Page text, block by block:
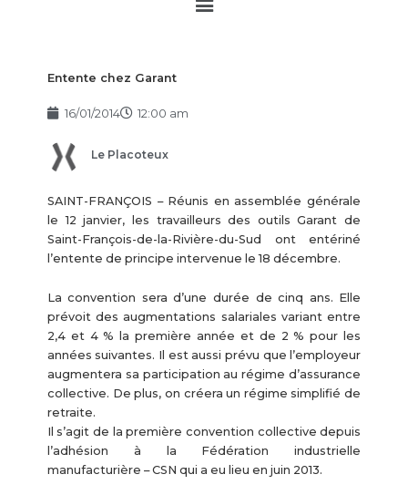
Entente chez Garant
16/01/2014 12:00 am
Le Placoteux
SAINT-FRANÇOIS – Réunis en assemblée générale
le 12 janvier, les travailleurs des outils Garant de
Saint-François-de-la-Rivière-du-Sud ont entériné
l’entente de principe intervenue le 18 décembre.
La convention sera d’une durée de cinq ans. Elle
prévoit des augmentations salariales variant entre
2,4 et 4 % la première année et de 2 % pour les
années suivantes. Il est aussi prévu que l’employeur
augmentera sa participation au régime d’assurance
collective. De plus, on créera un régime simplifié de
retraite.
Il s’agit de la première convention collective depuis
l’adhésion à la Fédération industrielle
manufacturière – CSN qui a eu lieu en juin 2013.